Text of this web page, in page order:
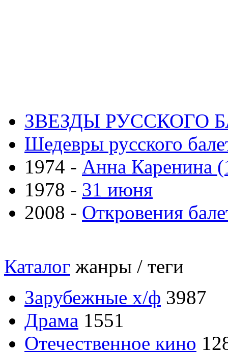
ЗВЕЗДЫ РУССКОГО
Шедевры русского
1974 - Анна Каренина
1978 - 31 июня
2008 - Откровения
Каталог жанры / теги
Зарубежные х/ф 3987
Драма 1551
Отечественное кино